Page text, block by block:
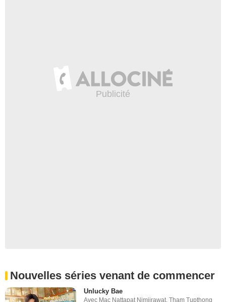
Nouvelles séries venant de commencer
Unlucky Bae
Avec Mac Nattapat Nimjirawat ,Tham Tupthong